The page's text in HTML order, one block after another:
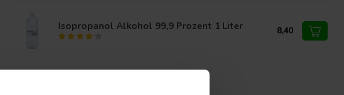
Isopropanol Alkohol 99,9 Prozent 1 Liter 8,40